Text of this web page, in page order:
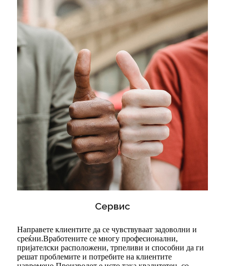
Сервис
Направете клиентите да се чувствуваат задоволни и
среќни.Вработените се многу професионални,
пријателски расположени, трпеливи и способни да ги
решат проблемите и потребите на клиентите